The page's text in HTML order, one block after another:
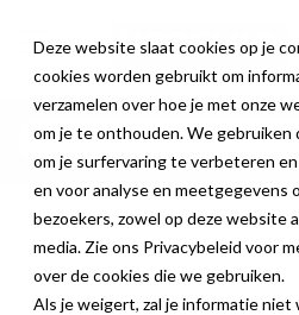
Deze website slaat cookies op je
cookies worden gebruikt om
verzamelen over hoe je met onze
om je te onthouden. We gebruiken
om je surfervaring te verbeteren
en voor analyse en meetgegevens
bezoekers, zowel op deze website
media. Zie ons Privacybeleid voor
over de cookies die we gebruiken.
Als je weigert, zal je informatie niet
Chrysalis openbare